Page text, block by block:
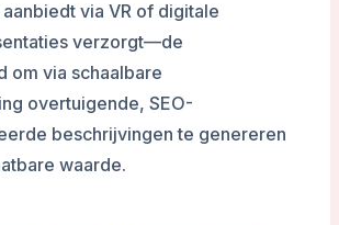
via VR of digitale
verzorgt—de
om via schaalbare
overtuigende, SEO-
beschrijvingen te genereren
waarde.